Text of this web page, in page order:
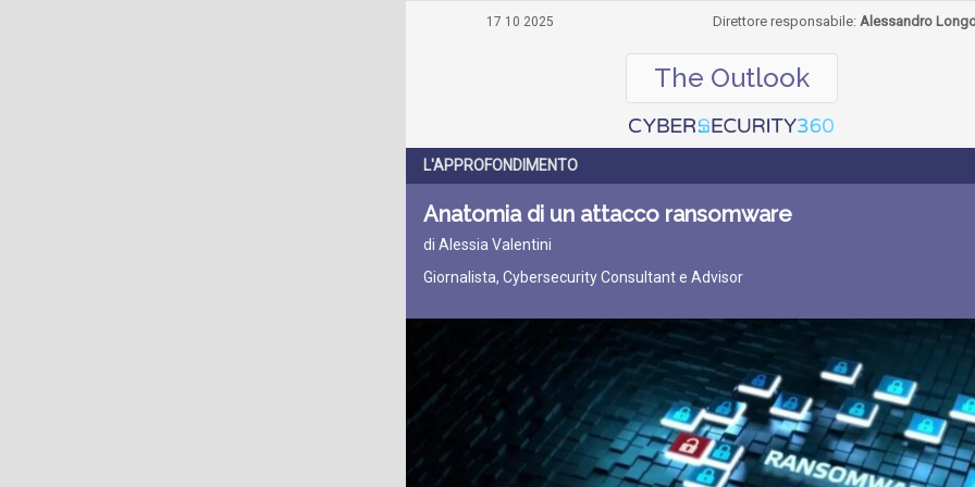
17 10 2025 Direttore responsabile: Alessandro
The Outlook
L'APPROFONDIMENTO
Anatomia di un attacco ransomware
di Alessia Valentini
Giornalista, Cybersecurity Consultant e Advisor